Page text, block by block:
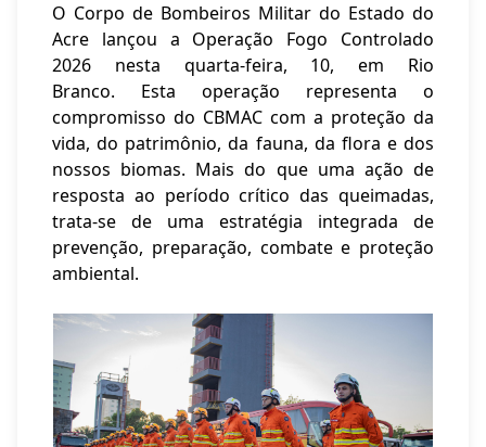
O Corpo de Bombeiros Militar do Estado do
Acre lançou a Operação Fogo Controlado
2026 nesta quarta-feira, 10, em Rio
Branco. Esta operação representa o
compromisso do CBMAC com a proteção da
vida, do patrimônio, da fauna, da flora e dos
nossos biomas. Mais do que uma ação de
resposta ao período crítico das queimadas,
trata-se de uma estratégia integrada de
prevenção, preparação, combate e proteção
ambiental.